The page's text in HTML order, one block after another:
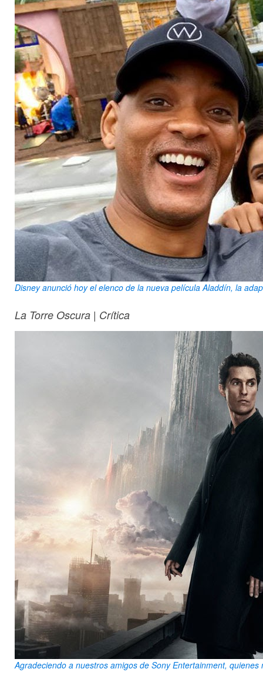
Disney anunció hoy el elenco de la nueva película Aladdín, la
La Torre Oscura | Crítica
Agradeciendo a nuestros amigos de Sony Entertainment,